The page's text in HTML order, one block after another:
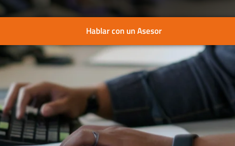
Hablar con un Asesor